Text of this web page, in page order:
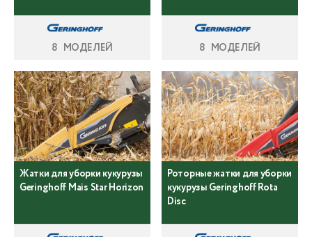
8 МОДЕЛЕЙ 8 МОДЕЛЕЙ
Жатки для уборки кукурузы
Geringhoff Mais Star Horizon
Роторные жатки для уборки
кукурузы Geringhoff Rota
Disc